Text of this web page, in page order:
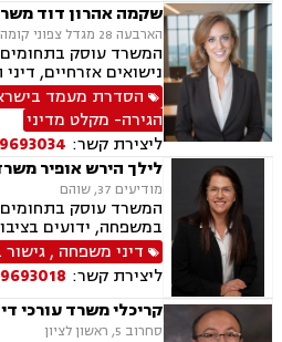
שקמה אהרון דוד
הארבעה 28 מגדל צפוני קומה 34, תל-אביב
המשרד עוסק
נישואים אזרחיים,
הפנים, אזרחויות
עבודה, זכויות נשים
לדין הזר.
הסדרת מעמד
הגירה- מקלט מדיני
ליצירת קשר:
לילך הירש אופיר
מודיעים 37, שוהם
המשרד עוסק
במשפחה, ידועים
מזונות, משמורת,
רכוש, מעמד אישי,
הורי, ירושות וצוואות,
דיני עבודה
דיני משפחה ,
ליצירת קשר:
קריכלי משרד עורכי
סחרוב 5, ראשון לציון